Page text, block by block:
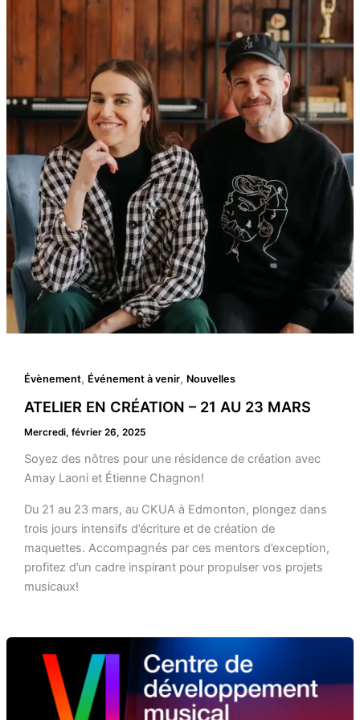
Évènement, Événement à venir, Nouvelles
ATELIER EN CRÉATION – 21 AU 23 MARS
Mercredi, février 26, 2025
Soyez des nôtres pour une résidence de création avec
Amay Laoni et Étienne Chagnon!
Du 21 au 23 mars, au CKUA à Edmonton, plongez dans
trois jours intensifs d’écriture et de création de
maquettes. Accompagnés par ces mentors d’exception,
profitez d’un cadre inspirant pour propulser vos projets
musicaux!